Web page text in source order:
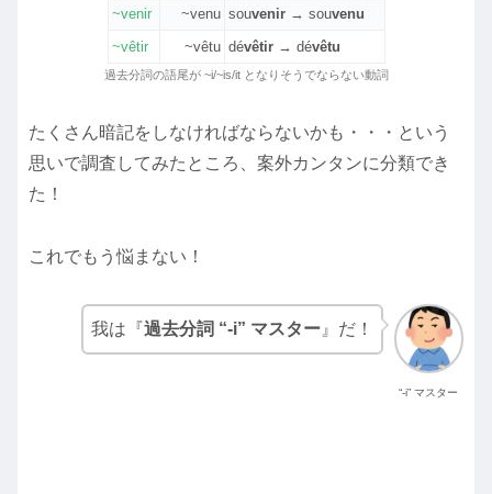
~venir
~venu souvenir→ souvenu
~vêtir
~vêtu dévêtir→ dévêtu
過去分詞の語尾が ~i/~is/it となりそうでならない動詞
たくさん暗記をしなければならないかも・・・という
思いで調査してみたところ、案外カンタンに分類でき
た！
これでもう悩まない！
“-i” マスター
我は『過去分詞 “-i” マスター』だ！